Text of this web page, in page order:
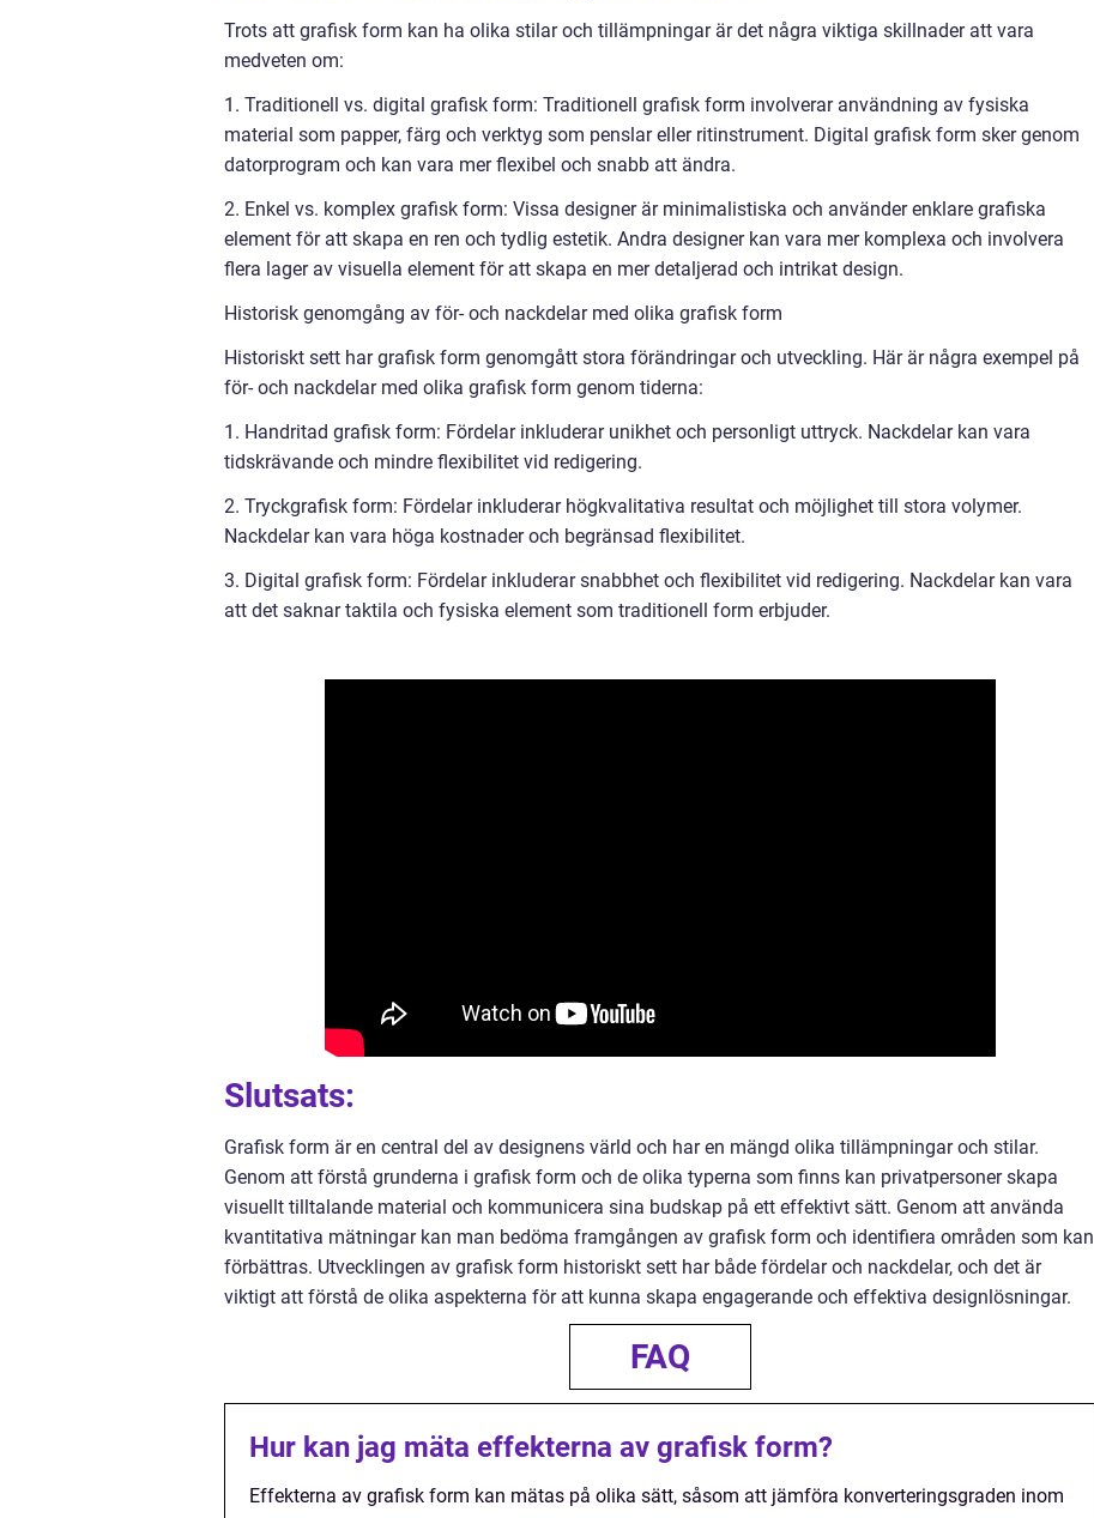
Trots att grafisk form kan ha olika stilar och tillämpningar är det några viktiga skillnader att vara
medveten om:
1. Traditionell vs. digital grafisk form: Traditionell grafisk form involverar användning av fysiska
material som papper, färg och verktyg som penslar eller ritinstrument. Digital grafisk form sker genom
datorprogram och kan vara mer flexibel och snabb att ändra.
2. Enkel vs. komplex grafisk form: Vissa designer är minimalistiska och använder enklare grafiska
element för att skapa en ren och tydlig estetik. Andra designer kan vara mer komplexa och involvera
flera lager av visuella element för att skapa en mer detaljerad och intrikat design.
Historisk genomgång av för- och nackdelar med olika grafisk form
Historiskt sett har grafisk form genomgått stora förändringar och utveckling. Här är några exempel på
för- och nackdelar med olika grafisk form genom tiderna:
1. Handritad grafisk form: Fördelar inkluderar unikhet och personligt uttryck. Nackdelar kan vara
tidskrävande och mindre flexibilitet vid redigering.
2. Tryckgrafisk form: Fördelar inkluderar högkvalitativa resultat och möjlighet till stora volymer.
Nackdelar kan vara höga kostnader och begränsad flexibilitet.
3. Digital grafisk form: Fördelar inkluderar snabbhet och flexibilitet vid redigering. Nackdelar kan vara
att det saknar taktila och fysiska element som traditionell form erbjuder.
Slutsats:
Grafisk form är en central del av designens värld och har en mängd olika tillämpningar och stilar.
Genom att förstå grunderna i grafisk form och de olika typerna som finns kan privatpersoner skapa
visuellt tilltalande material och kommunicera sina budskap på ett effektivt sätt. Genom att använda
kvantitativa mätningar kan man bedöma framgången av grafisk form och identifiera områden som kan
förbättras. Utvecklingen av grafisk form historiskt sett har både fördelar och nackdelar, och det är
viktigt att förstå de olika aspekterna för att kunna skapa engagerande och effektiva designlösningar.
FAQ
Hur kan jag mäta effekterna av grafisk form?
Effekterna av grafisk form kan mätas på olika sätt, såsom att jämföra konverteringsgraden inom